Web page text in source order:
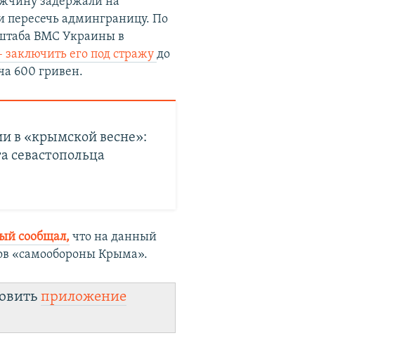
пересечь админграницу. По
ВМС Украины в
заключить его под стражудо
600 гривен.
в «крымской весне»:
севастопольца
сообщал, что на данный
«самообороны Крыма».
приложение